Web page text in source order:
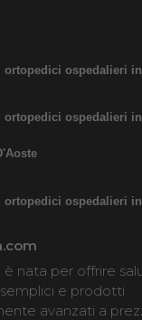
ortopedici ospedalieri
ortopedici ospedalieri
ortopedici ospedalieri
nata per offrire
e prodotti
avanzati a